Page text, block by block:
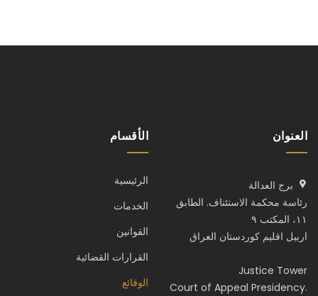
العنوان
برج العدالة
رئاسة محكمة الاستئناف. الطابق
١١، المكتب ٩
اربيل اقليم كوردستان العراق
Justice Tower
Court of Appeal Presidency.
الأقسام
الرئيسية
الخدمات
القوانين
القرارات القضائية
الوقائع